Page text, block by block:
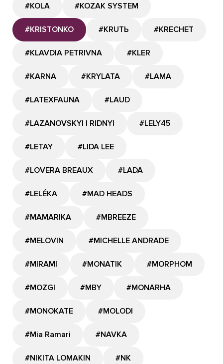
#KOLA #KOZAK SYSTEM
#KRISTONKO #KRUTЬ #KRECHET
#KLAVDIA PETRIVNA #KLER
#KARNA #KRYLATA #LAMA
#LATEXFAUNA #LAUD
#LAZANOVSKYI I RIDNYI #LELY45
#LETAY #LIDA LEE
#LOVERA BREAUX #LADA
#LELÉKA #MAD HEADS
#MAMARIKA #MBREEZE
#MELOVIN #MICHELLE ANDRADE
#MIRAMI #MONATIK #MORPHOM
#MOZGI #MBY #MONARHA
#MONOKATE #MOLODI
#Mia Ramari #NAVKA
#NIKITA LOMAKIN #NK